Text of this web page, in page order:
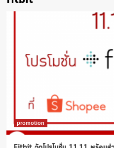
promotion